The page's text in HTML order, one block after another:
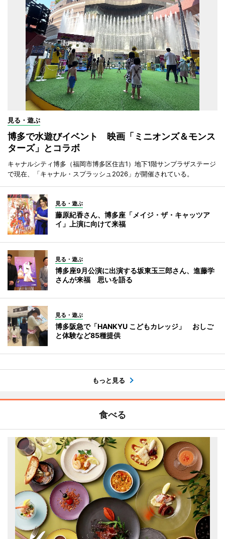
見る・遊ぶ
博多で水遊びイベント 映画「ミニオンズ＆モンス
ターズ」とコラボ
キャナルシティ博多（福岡市博多区住吉1）地下1階サンプラザステージ
で現在、「キャナル・スプラッシュ2026」が開催されている。
見る・遊ぶ
藤原紀香さん、博多座「メイジ・ザ・キャッツア
イ」上演に向けて来福
見る・遊ぶ
博多座9月公演に出演する坂東玉三郎さん、進藤学
さんが来福 思いを語る
見る・遊ぶ
博多阪急で「HANKYU こどもカレッジ」 おしご
と体験など85種提供
もっと見る
食べる